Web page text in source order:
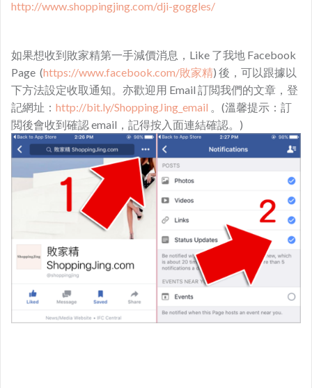
http://www.shoppingjing.com/dji-goggles/
如果想收到敗家精第一手減價消息，Like 了我地 Facebook
Page (https://www.facebook.com/敗家精) 後，可以跟據以
下方法設定收取通知。亦歡迎用 Email 訂閲我們的文章，登
記網址： http://bit.ly/ShoppingJing_email 。(溫馨提示：訂
閲後會收到確認 email，記得按入面連結確認。)